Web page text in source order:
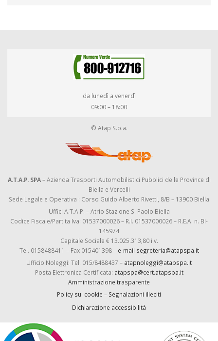
da lunedì a venerdì
09:00 – 18:00
© Atap S.p.a.
A.T.A.P. SPA– Azienda Trasporti Automobilistici Pubblici delle Province di
Biella e Vercelli
Sede Legale e Operativa : Corso Guido Alberto Rivetti, 8/B – 13900 Biella
Uffici A.T.A.P. – Atrio Stazione S. Paolo Biella
Codice Fiscale/Partita Iva: 01537000026 – R.I. 01537000026 – R.E.A. n. BI-
145974
Capitale Sociale € 13.025.313,80 i.v.
Tel. 0158488411 – Fax 015401398 – e-mail segreteria@atapspa.it
Ufficio Noleggi: Tel. 015/8488437 – atapnoleggi@atapspa.it
Posta Elettronica Certificata: atapspa@cert.atapspa.it
Amministrazione trasparente
Policy sui cookie – Segnalazioni illeciti
Dichiarazione accessibilità